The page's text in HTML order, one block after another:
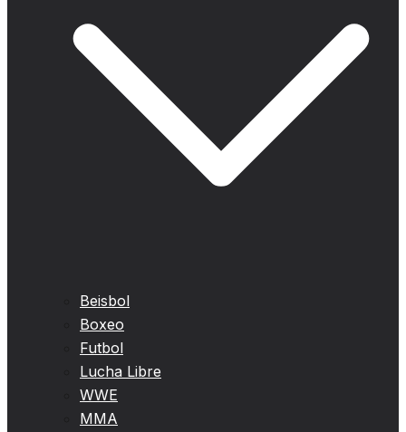
Beisbol
Boxeo
Futbol
Lucha Libre
WWE
MMA